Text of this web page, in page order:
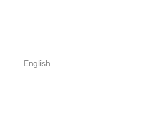
English